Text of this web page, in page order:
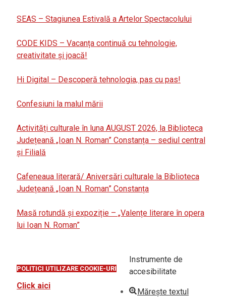
SEAS – Stagiunea Estivală a Artelor Spectacolului
CODE KIDS – Vacanța continuă cu tehnologie,
creativitate și joacă!
Hi Digital – Descoperă tehnologia, pas cu pas!
Confesiuni la malul mării
Activități culturale în luna AUGUST 2026, la Biblioteca
Județeană „Ioan N. Roman” Constanța – sediul central
și Filială
Cafeneaua literară/ Aniversări culturale la Biblioteca
Județeană „Ioan N. Roman” Constanța
Masă rotundă și expoziție – „Valențe literare în opera
lui Ioan N. Roman”
POLITICI UTILIZARE COOKIE-URI
Click aici
Instrumente de
accesibilitate
Mărește textul